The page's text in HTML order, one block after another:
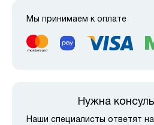
Мы принимаем к оплате
Нужна
Наши специалисты ответят